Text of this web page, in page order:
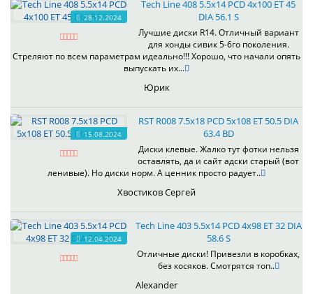
28.12.2024
Tech Line 408 5.5x14 PCD 4x100 ET 45
DIA 56.1 S
Лучшие диски R14. Отличный вариант
для хонды сивик 5-6го поколения.
Стреляют по всем параметрам идеально!!! Хорошо, что начали опять
выпускать их...
Юрик
15.08.2024
RST R008 7.5x18 PCD 5x108 ET 50.5 DIA
63.4 BD
Диски клевые. Жалко тут фотки нельзя
оставлять, да и сайт адски старый (вот
ленивые). Но диски норм. А ценник просто радует..
Хвостиков Сергей
12.04.2024
Tech Line 403 5.5x14 PCD 4x98 ET 32 DIA
58.6 S
Отличные диски! Привезли в коробках,
без косяков. Смотрятся топ..
Alexander